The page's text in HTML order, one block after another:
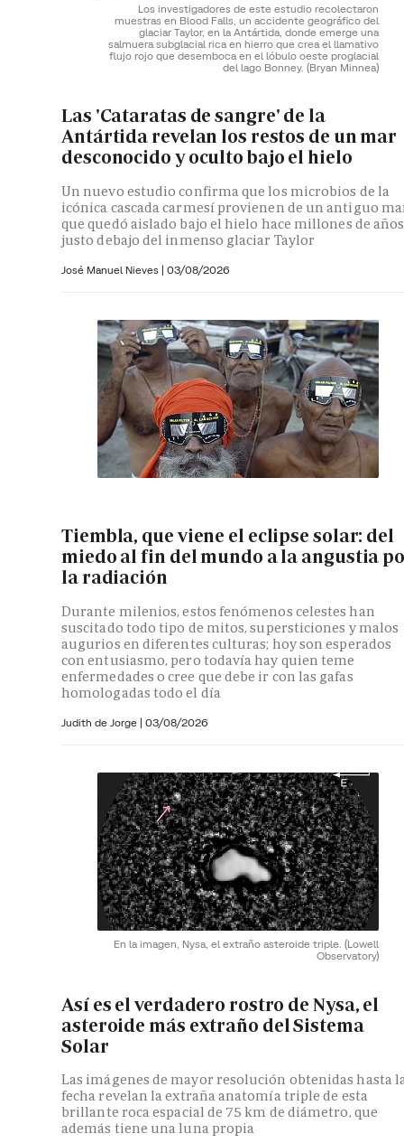
Los investigadores de este estudio recolectaron
muestras en Blood Falls, un accidente geográfico del
glaciar Taylor, en la Antártida, donde emerge una
salmuera subglacial rica en hierro que crea el llamativo
flujo rojo que desemboca en el lóbulo oeste proglacial
del lago Bonney. (Bryan Minnea)
Las 'Cataratas de sangre' de la
Antártida revelan los restos de un mar
desconocido y oculto bajo el hielo
Un nuevo estudio confirma que los microbios de la
icónica cascada carmesí provienen de un antiguo
que quedó aislado bajo el hielo hace millones de años
justo debajo del inmenso glaciar Taylor
José Manuel Nieves | 03/08/2026
Tiembla, que viene el eclipse solar: del
miedo al fin del mundo a la angustia
la radiación
Durante milenios, estos fenómenos celestes han
suscitado todo tipo de mitos, supersticiones y malos
augurios en diferentes culturas; hoy son esperados
con entusiasmo, pero todavía hay quien teme
enfermedades o cree que debe ir con las gafas
homologadas todo el día
Judith de Jorge | 03/08/2026
En la imagen, Nysa, el extraño asteroide triple. (Lowell
Observatory)
Así es el verdadero rostro de Nysa, el
asteroide más extraño del Sistema
Solar
Las imágenes de mayor resolución obtenidas hasta
fecha revelan la extraña anatomía triple de esta
brillante roca espacial de 75 km de diámetro, que
además tiene una luna propia